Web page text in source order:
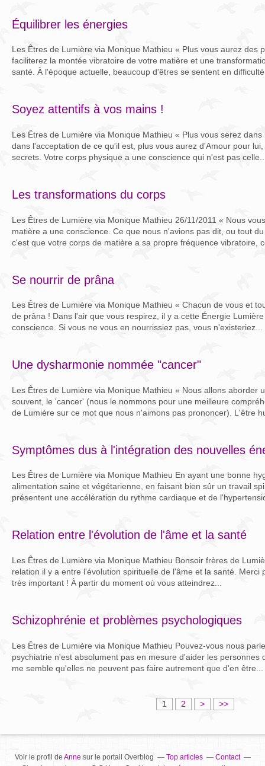
Équilibrer les énergies
Les Êtres de Lumière via Monique Mathieu « Plus vous aurez des
faciliterez la montée vibratoire de votre matière et une
santé. À l'époque actuelle, beaucoup d'êtres se sentent en
Soyez attentifs à vos mains !
Les Êtres de Lumière via Monique Mathieu « Plus vous serez
dans l'acceptation de ce qu'il est, plus vous aurez d'Amour pour
secrets. Votre corps physique a une conscience qui n'est pas
Les transformations du corps
Les Êtres de Lumière via Monique Mathieu 26/11/2011 « Nous
matière a une conscience. Ce que nous n'avions pas dit, ou tout
c'est que votre corps de matière a sa propre fréquence vibratoire,
Se nourrir de prâna
Les Êtres de Lumière via Monique Mathieu « Chacun de vous et
de prâna ! Dans l'air que vous respirez, il y a cette Énergie
conscience. Si vous ne vous en nourrissiez pas, vous n'existeriez...
Une dysharmonie nommée "cancer"
Les Êtres de Lumière via Monique Mathieu « Nous allons aborder
souvent, le 'cancer' (nous le nommons pour une meilleure
de Lumière sur ce mot que nous n'aimons pas prononcer). L'être
Symptômes dus à l'intégration des nouvelles
Les Êtres de Lumière via Monique Mathieu En ayant une bonne
alimentation saine et végétarienne, en faisant bien sûr un travail
présentent une accélération du rythme cardiaque et de
Relation entre l'évolution de l'âme et la santé
Les Êtres de Lumière via Monique Mathieu Bonsoir frères de
relation il y a entre l'évolution spirituelle de l'âme et la santé. Merci
très important ! À partir du moment où vous atteindrez...
Schizophrénie et problèmes psychologiques
Les Êtres de Lumière via Monique Mathieu Pouvez-vous nous
psychiatrie n'est absolument pas en mesure d'aider les personnes
me semble qu'elles ne peuvent pas faire autrement que d'en être...
1 2 > >>
Voir le profil de Annesur le portail Overblog Top articles
Contact